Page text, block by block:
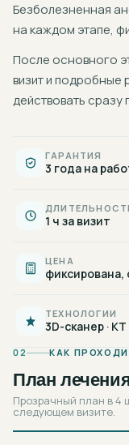
Безболезненная
на каждом этапе,
После основного
визит и подробные
действовать
ГАРАНТИЯ
3 года на
1 ч за визит
ЦЕНА
фиксирована,
ТЕХНОЛОГИИ
3D-сканер · КТ
02 КАК
План
Прозрачный план в 4
следующем визите.